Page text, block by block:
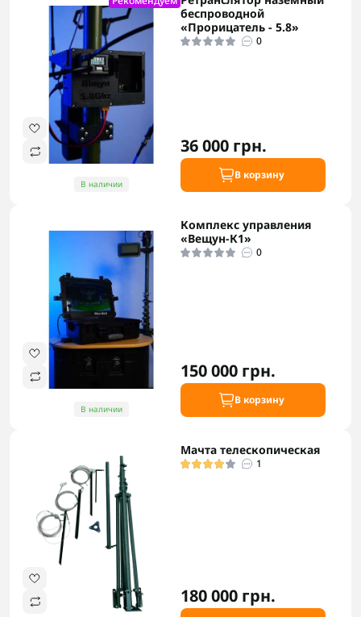
В наличии
беспроводной
«Прорицатель - 5.8»
0
36 000 грн.
В корзину
В наличии
Комплекс управления
«Вещун-К1»
0
150 000 грн.
В корзину
Мачта телескопическая
1
180 000 грн.